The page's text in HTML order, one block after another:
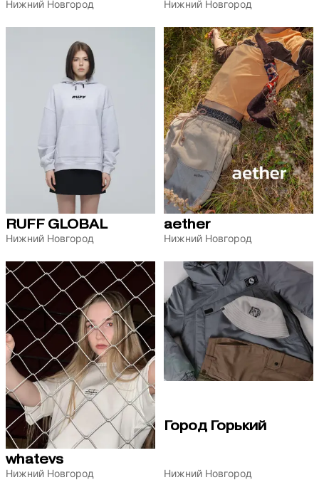
Нижний Новгород Нижний Новгород
RUFF GLOBAL
Нижний Новгород
aether
Нижний Новгород
whatevs
Нижний Новгород
Город Горький
Нижний Новгород